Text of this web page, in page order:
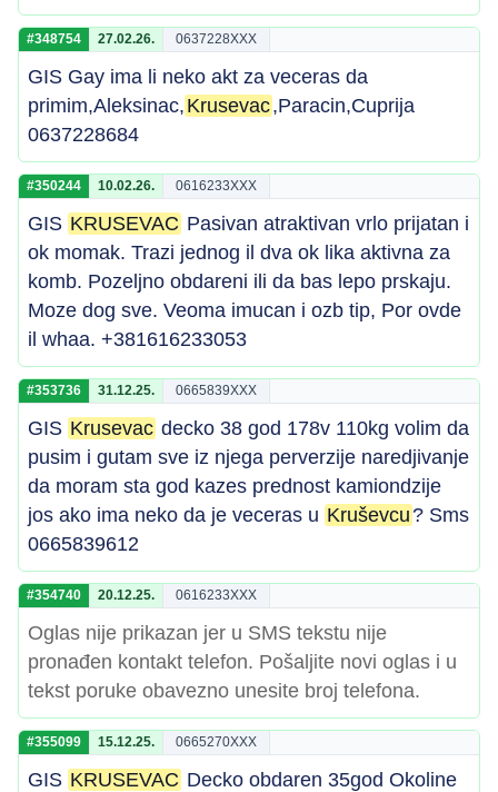
#348754 27.02.26. 0637228XXX
GIS Gay ima li neko akt za veceras da
primim,Aleksinac, Krusevac,Paracin,Cuprija
0637228684
#350244 10.02.26. 0616233XXX
GIS KRUSEVAC Pasivan atraktivan vrlo prijatan i
ok momak. Trazi jednog il dva ok lika aktivna za
komb. Pozeljno obdareni ili da bas lepo prskaju.
Moze dog sve. Veoma imucan i ozb tip, Por ovde
il whaa. +381616233053
#353736 31.12.25. 0665839XXX
GIS Krusevac decko 38 god 178v 110kg volim da
pusim i gutam sve iz njega perverzije naredjivanje
da moram sta god kazes prednost kamiondzije
jos ako ima neko da je veceras u Kruševcu? Sms
0665839612
#354740 20.12.25. 0616233XXX
Oglas nije prikazan jer u SMS tekstu nije
pronađen kontakt telefon. Pošaljite novi oglas i u
tekst poruke obavezno unesite broj telefona.
#355099 15.12.25. 0665270XXX
GIS KRUSEVAC Decko obdaren 35god Okoline